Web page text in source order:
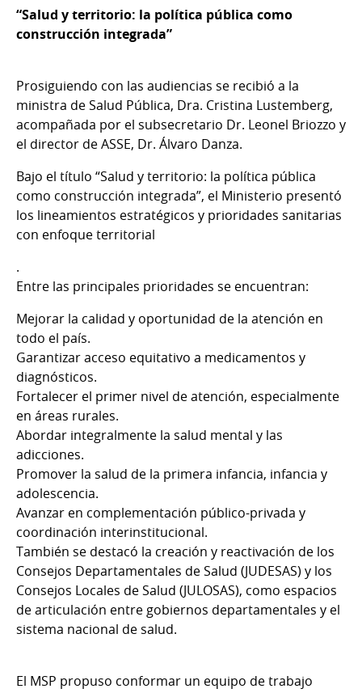
“Salud y territorio: la política pública como
construcción integrada”
Prosiguiendo con las audiencias se recibió a la
ministra de Salud Pública, Dra. Cristina Lustemberg,
acompañada por el subsecretario Dr. Leonel Briozzo y
el director de ASSE, Dr. Álvaro Danza.
Bajo el título “Salud y territorio: la política pública
como construcción integrada”, el Ministerio presentó
los lineamientos estratégicos y prioridades sanitarias
con enfoque territorial
.
Entre las principales prioridades se encuentran:
Mejorar la calidad y oportunidad de la atención en
todo el país.
Garantizar acceso equitativo a medicamentos y
diagnósticos.
Fortalecer el primer nivel de atención, especialmente
en áreas rurales.
Abordar integralmente la salud mental y las
adicciones.
Promover la salud de la primera infancia, infancia y
adolescencia.
Avanzar en complementación público-privada y
coordinación interinstitucional.
También se destacó la creación y reactivación de los
Consejos Departamentales de Salud (JUDESAS) y los
Consejos Locales de Salud (JULOSAS), como espacios
de articulación entre gobiernos departamentales y el
sistema nacional de salud.
El MSP propuso conformar un equipo de trabajo